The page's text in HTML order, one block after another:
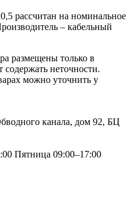
рассчитан на номинальное
– кабельный
размещены только в
неточности.
можно уточнить у
канала, дом 92, БЦ
Пятница 09:00–17:00